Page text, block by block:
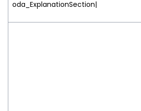
oda_ExplanationSection|